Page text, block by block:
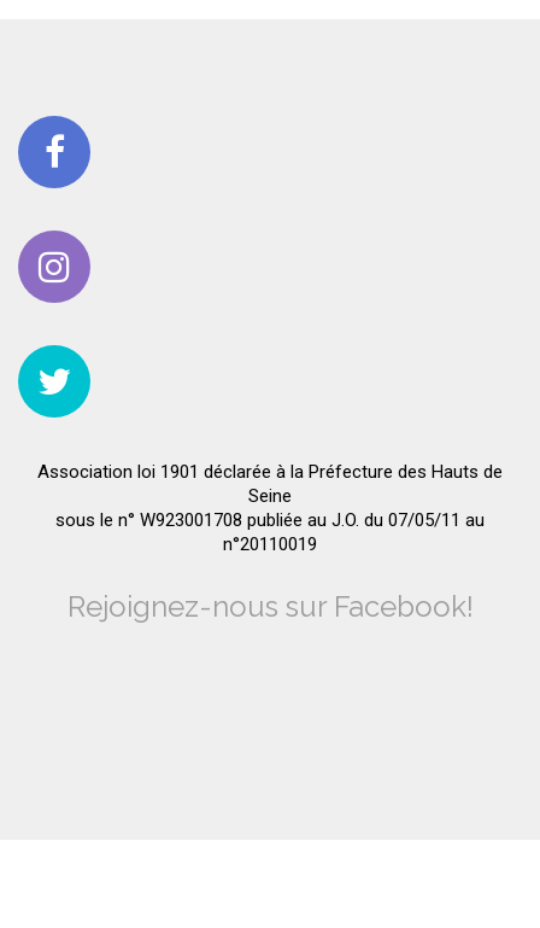
Association loi 1901 déclarée à la Préfecture des Hauts de
Seine
sous le n° W923001708 publiée au J.O. du 07/05/11 au
n°20110019
Rejoignez-nous sur Facebook!